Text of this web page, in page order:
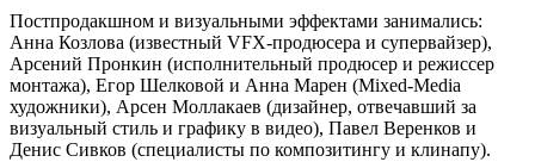
Постпродакшном и визуальными эффектами занимались:
Анна Козлова (известный VFX-продюсера и супервайзер),
Арсений Пронкин (исполнительный продюсер и режиссер
монтажа), Егор Шелковой и Анна Марен (Mixed-Media
художники), Арсен Моллакаев (дизайнер, отвечавший за
визуальный стиль и графику в видео), Павел Веренков и
Денис Сивков (специалисты по композитингу и клинапу).